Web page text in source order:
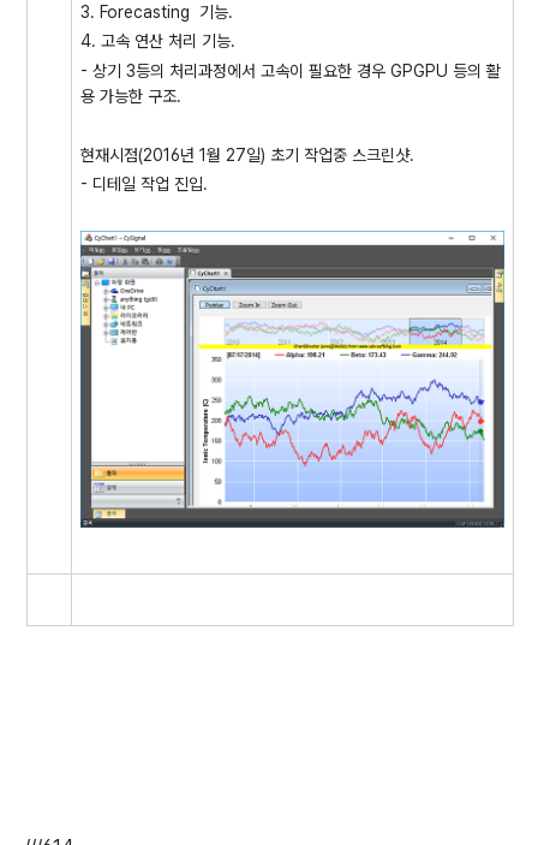
3. Forecasting 기능.
4. 고속 연산 처리 기능.
- 상기 3등의 처리과정에서 고속이 필요한 경우 GPGPU 등의 활
용 가능한 구조.
현재시점(2016년 1월 27일) 초기 작업중 스크린샷.
- 디테일 작업 진입.